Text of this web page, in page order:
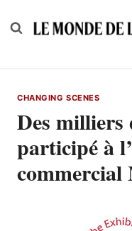
to
CHANGING SCENES
Des milliers
participé à